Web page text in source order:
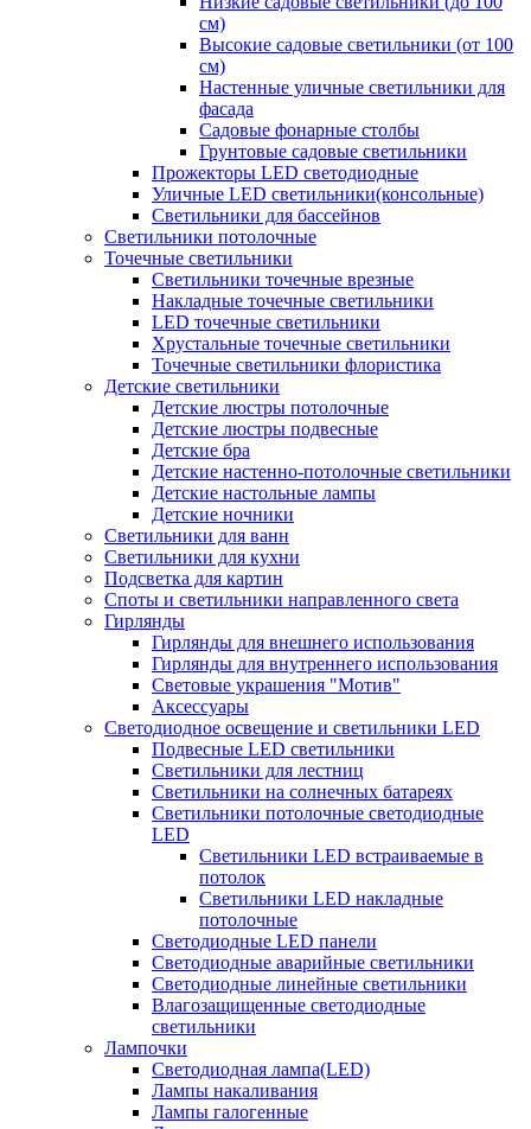
см)
Высокие садовые светильники (от 100
см)
Настенные уличные светильники для
фасада
Садовые фонарные столбы
Грунтовые садовые светильники
Прожекторы LED светодиодные
Уличные LED светильники(консольные)
Светильники для бассейнов
Светильники потолочные
Точечные светильники
Светильники точечные врезные
Накладные точечные светильники
LED точечные светильники
Хрустальные точечные светильники
Точечные светильники флористика
Детские светильники
Детские люстры потолочные
Детские люстры подвесные
Детские бра
Детские настенно-потолочные светильники
Детские настольные лампы
Детские ночники
Светильники для ванн
Светильники для кухни
Подсветка для картин
Споты и светильники направленного света
Гирлянды
Гирлянды для внешнего использования
Гирлянды для внутреннего использования
Световые украшения "Мотив"
Аксессуары
Светодиодное освещение и светильники LED
Подвесные LED светильники
Светильники для лестниц
Светильники на солнечных батареях
Светильники потолочные светодиодные
LED
Cветильники LED встраиваемые в
потолок
Светильники LED накладные
потолочные
Светодиодные LED панели
Светодиодные аварийные светильники
Светодиодные линейные светильники
Влагозащищенные светодиодные
светильники
Лампочки
Светодиодная лампа(LED)
Лампы накаливания
Лампы галогенные